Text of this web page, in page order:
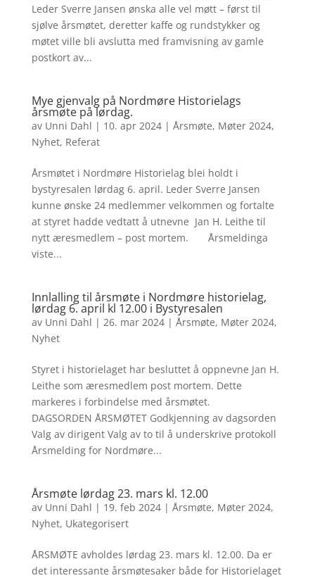
Leder Sverre Jansen ønska alle vel møtt – først til
sjølve årsmøtet, deretter kaffe og rundstykker og
møtet ville bli avslutta med framvisning av gamle
postkort av...
Mye gjenvalg på Nordmøre Historielags
årsmøte på lørdag.
av Unni Dahl | 10. apr 2024| Årsmøte, Møter 2024,
Nyhet, Referat
Årsmøtet i Nordmøre Historielag blei holdt i
bystyresalen lørdag 6. april. Leder Sverre Jansen
kunne ønske 24 medlemmer velkommen og fortalte
at styret hadde vedtatt å utnevne Jan H. Leithe til
nytt æresmedlem – post mortem. Årsmeldinga
viste...
Innlalling til årsmøte i Nordmøre historielag,
lørdag 6. april kl 12.00 i Bystyresalen
av Unni Dahl | 26. mar 2024| Årsmøte, Møter 2024,
Nyhet
Styret i historielaget har besluttet å oppnevne Jan H.
Leithe som æres­medlem post mortem. Dette
markeres i forbindelse med årsmøtet.
DAGSORDEN ÅRSMØTET Godkjenning av dagsorden
Valg av dirigent Valg av to til å underskrive protokoll
Årsmelding for Nordmøre...
Årsmøte lørdag 23. mars kl. 12.00
av Unni Dahl | 19. feb 2024| Årsmøte, Møter 2024,
Nyhet, Ukategorisert
ÅRSMØTE avholdes lørdag 23. mars kl. 12.00. Da er
det interessante årsmøtesaker både for Historielaget